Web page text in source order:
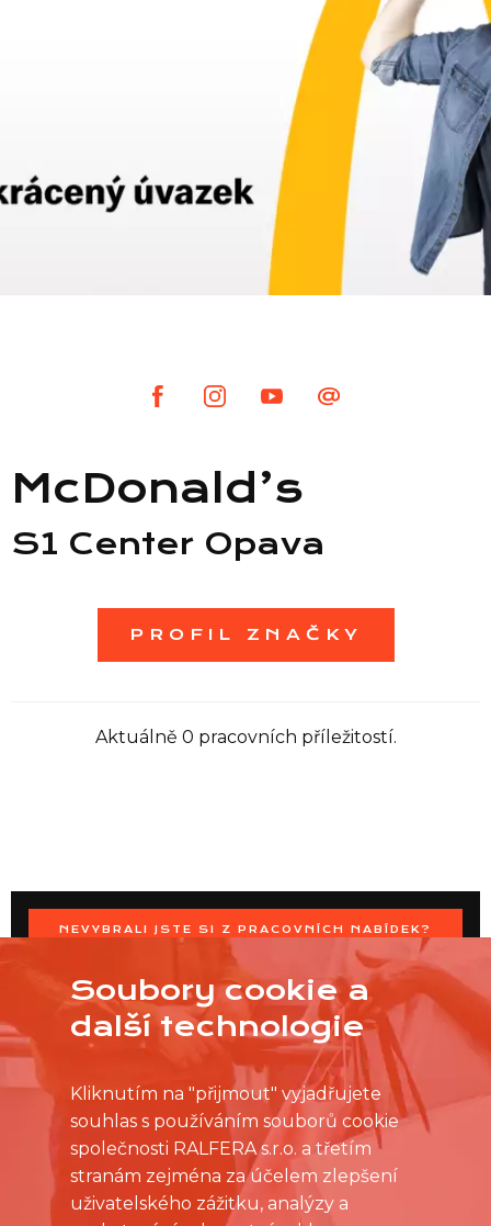
Seznam NC
McDonald’s
S1 Center Opava
PROFIL ZNAČKY
Aktuálně 0 pracovních příležitostí.
NEVYBRALI JSTE SI Z PRACOVNÍCH NABÍDEK?
OSLOVTE PRODEJNU PŘÍMO S VAŠIMI ČASOVÝMI
MOŽNOSTMI
Soubory cookie a
další technologie
Kliknutím na "přijmout" vyjadřujete
souhlas s používáním souborů cookie
společnosti RALFERA s.r.o. a třetím
stranám zejména za účelem zlepšení
uživatelského zážitku, analýzy a